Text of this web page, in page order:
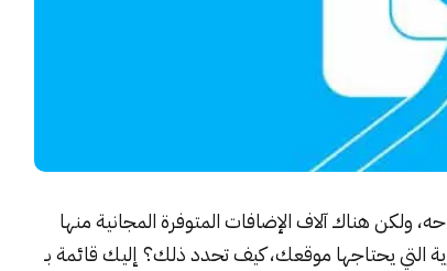
هناك آلاف الإضافات المتوفرة المجانية منها
التي يحتاجها موقعك، كيف تحدد ذلك؟ إليك قائمة بـ